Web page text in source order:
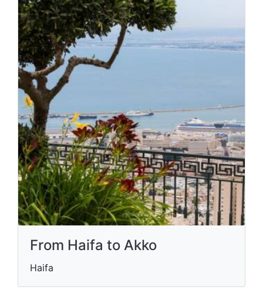
From Haifa to Akko
Haifa